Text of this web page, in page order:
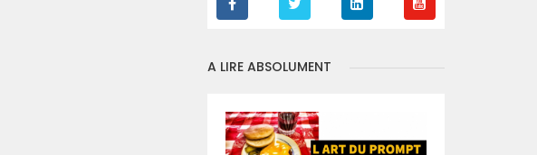
A LIRE ABSOLUMENT